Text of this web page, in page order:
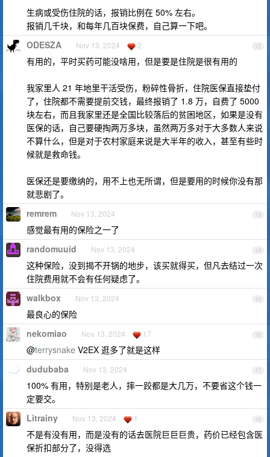
生病或受伤住院的话，报销比例在 50% 左右。
报销几千块，和每年几百块保费，自己算一下吧。
12
ODESZA Nov 13, 2024 2
有用的，平时买药可能没啥用，但是要是住院是很有用的
我家里人 21 年地里干活受伤，粉碎性骨折，住院医保直接垫付
了，住院都不需要提前交钱，最终报销了 1.8 万，自费了 5000
块左右，而且我家里还是全国比较落后的贫困地区，如果是没有
医保的话，自己要硬掏两万多块，虽然两万多对于大多数人来说
不算什么，但是对于农村家庭来说是大半年的收入，甚至有些时
候就是救命钱。
医保还是要缴纳的，用不上也无所谓，但是要用的时候你没有那
就悲剧了。
13
remrem Nov 13, 2024
感觉最有用的保险之一了
14
randomuuid Nov 13, 2024
这种保险，没到揭不开锅的地步，该买就得买，但凡去结过一次
住院费用就不会有任何疑虑了。
15
walkbox Nov 13, 2024
最良心的保险
16
nekomiao Nov 13, 2024 17
@terrysnake V2EX 逛多了就是这样
17
dudubaba Nov 13, 2024
100% 有用，特别是老人，摔一跤都是大几万，不要省这个钱一
定要交。
18
Litrainy Nov 13, 2024 1
不是有没有用，而是没有的话去医院巨巨巨贵，药价已经包含医
保折扣部分了，没得选